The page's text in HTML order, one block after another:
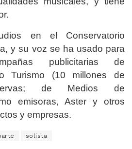
en el Conservatorio
y su voz se ha usado para
publicitarias de
Turismo (10 millones de
de Medios de
emisoras, Aster y otros
y empresas.
solista